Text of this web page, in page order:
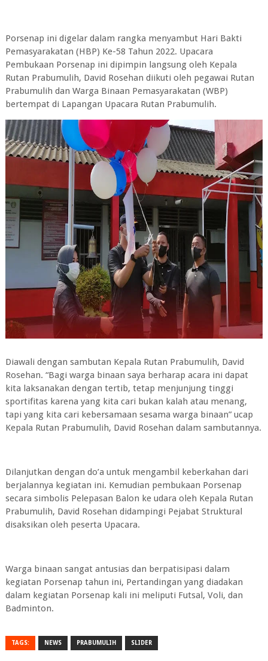
Porsenap ini digelar dalam rangka menyambut Hari Bakti
Pemasyarakatan (HBP) Ke-58 Tahun 2022. Upacara
Pembukaan Porsenap ini dipimpin langsung oleh Kepala
Rutan Prabumulih, David Rosehan diikuti oleh pegawai Rutan
Prabumulih dan Warga Binaan Pemasyarakatan (WBP)
bertempat di Lapangan Upacara Rutan Prabumulih.
Diawali dengan sambutan Kepala Rutan Prabumulih, David
Rosehan. “Bagi warga binaan saya berharap acara ini dapat
kita laksanakan dengan tertib, tetap menjunjung tinggi
sportifitas karena yang kita cari bukan kalah atau menang,
tapi yang kita cari kebersamaan sesama warga binaan” ucap
Kepala Rutan Prabumulih, David Rosehan dalam sambutannya.
Dilanjutkan dengan do’a untuk mengambil keberkahan dari
berjalannya kegiatan ini. Kemudian pembukaan Porsenap
secara simbolis Pelepasan Balon ke udara oleh Kepala Rutan
Prabumulih, David Rosehan didampingi Pejabat Struktural
disaksikan oleh peserta Upacara.
Warga binaan sangat antusias dan berpatisipasi dalam
kegiatan Porsenap tahun ini, Pertandingan yang diadakan
dalam kegiatan Porsenap kali ini meliputi Futsal, Voli, dan
Badminton.
TAGS: NEWS PRABUMULIH SLIDER